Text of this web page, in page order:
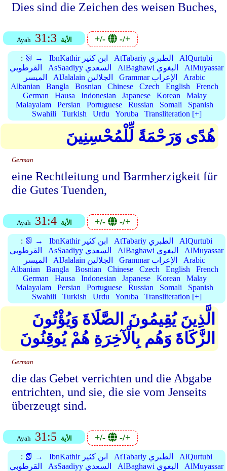
Dies sind die Zeichen des weisen Buches,
Ayah 31:3 الأية +/- -/+
: 📗 → IbnKathir ابن كثير AtTabariy الطبري
AlQurtubi
القرطوبي
AsSaadiyy السعدي AlBaghawi البغوي
AlMuyassar
الميسر
AlJalalain الجلالين Grammar الإعراب
Arabic
Albanian
Bangla Bosnian Chinese Czech English
French
German
Hausa Indonesian Japanese Korean
Malay
Malayalam
Persian Portuguese Russian Somali
Spanish
Swahili
Turkish Urdu Yoruba Transliteration [+]
هُدًى وَرَحْمَةً لِّلْمُحْسِنِينَ
German
eine Rechtleitung und Barmherzigkeit für
die Gutes Tuenden,
Ayah 31:4 الأية +/- -/+
: 📗 → IbnKathir ابن كثير AtTabariy الطبري
AlQurtubi
القرطوبي
AsSaadiyy السعدي AlBaghawi البغوي
AlMuyassar
الميسر
AlJalalain الجلالين Grammar الإعراب
Arabic
Albanian
Bangla Bosnian Chinese Czech English
French
German
Hausa Indonesian Japanese Korean
Malay
Malayalam
Persian Portuguese Russian Somali
Spanish
Swahili
Turkish Urdu Yoruba Transliteration [+]
الَّذِينَ يُقِيمُونَ الصَّلَاةَ وَيُؤْتُونَ
الزَّكَاةَ وَهُم بِالْآخِرَةِ هُمْ يُوقِنُونَ
German
die das Gebet verrichten und die Abgabe
entrichten, und sie, die sie vom Jenseits
überzeugt sind.
Ayah 31:5 الأية +/- -/+
: 📗 → IbnKathir ابن كثير AtTabariy الطبري
AlQurtubi
القرطوبي
AsSaadiyy السعدي AlBaghawi البغوي
AlMuyassar